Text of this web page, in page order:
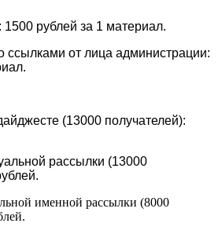
рублей за 1 материал.
ссылками от лица администрации:
(13000 получателей):
рассылки (13000
именной рассылки (8000